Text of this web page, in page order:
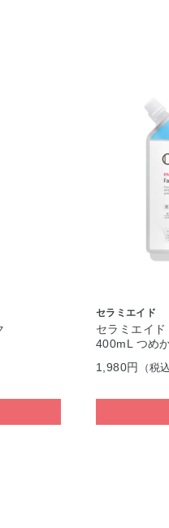
セラミエイド
セラミエイ
400mL つめ
1,980円
（税